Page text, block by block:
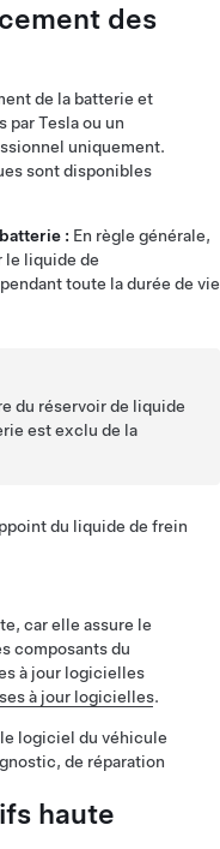
des
de la batterie et
parTesla ou un
uniquement.
sont disponibles
: En règle générale,
le liquide de
toute la durée de vie
du réservoir de liquide
est exclu de la
du liquide de frein
car elle assure le
composants du
à jour logicielles
à jour logicielles.
logiciel du véhicule
de réparation
haute